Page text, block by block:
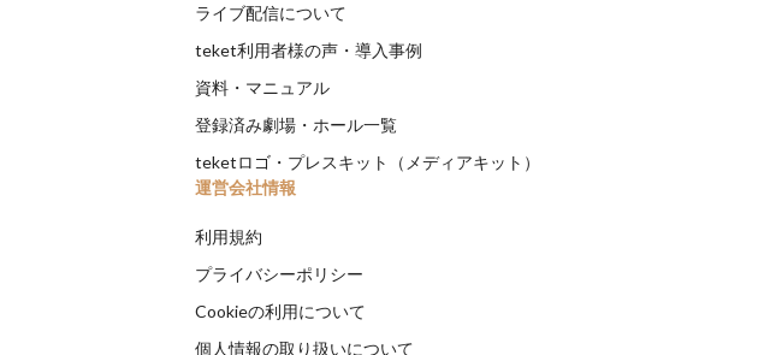
ライブ配信について
teket利用者様の声・導入事例
資料・マニュアル
登録済み劇場・ホール一覧
teketロゴ・プレスキット（メディアキット）
運営会社情報
利用規約
プライバシーポリシー
Cookieの利用について
個人情報の取り扱いについて